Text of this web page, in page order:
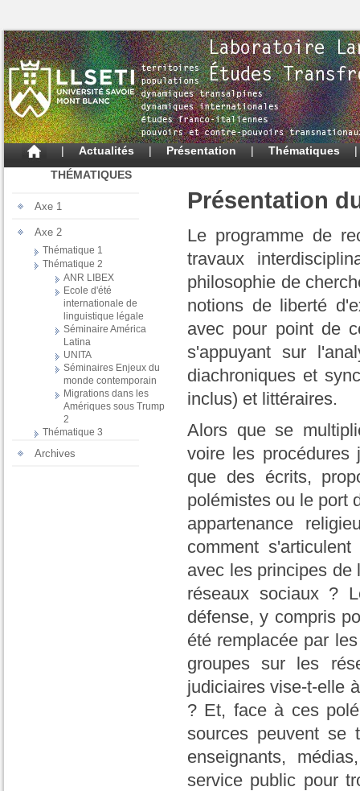
| Actualités | Présentation | Thématiques
THÉMATIQUES
Axe 1
Axe 2
Thématique 1
Thématique 2
ANR LIBEX
Ecole d'été
internationale de
linguistique légale
Séminaire América
Latina
UNITA
Séminaires Enjeux du
monde contemporain
Migrations dans les
Amériques sous Trump
2
Thématique 3
Archives
Présentation
Le programme de
travaux
philosophie de
notions de liberté
avec pour point de
s'appuyant sur
diachroniques et
inclus) et littéraires.
Alors que se
voire les procédures
que des écrits,
polémistes ou le port
appartenance
comment
avec les principes de
réseaux sociaux ?
défense, y compris
été remplacée par
groupes sur les
judiciaires vise-t-elle
? Et, face à ces
sources peuvent se
enseignants,
service public pour